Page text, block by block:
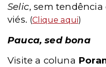
Selic, sem
viés. (Clique aqui)
Pauca, sed bona
Visite a coluna